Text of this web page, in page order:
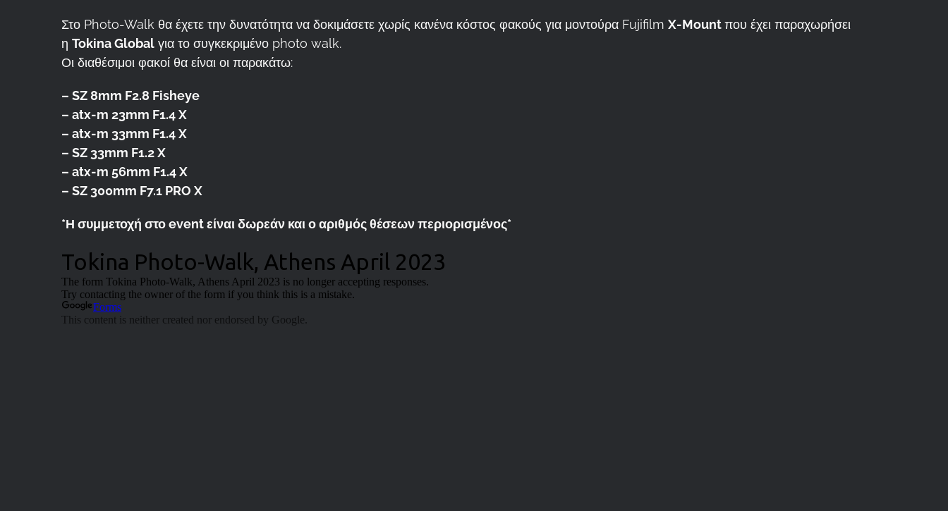
Στο Photo-Walk θα έχετε την δυνατότητα να δοκιμάσετε χωρίς κανένα κόστος φακούς για μοντούρα Fujifilm X-Mountπου έχει παραχωρήσει
η Tokina Globalγια το συγκεκριμένο photo walk.
Οι διαθέσιμοι φακοί θα είναι οι παρακάτω:
– SZ 8mm F2.8 Fisheye
– atx-m 23mm F1.4 X
– atx-m 33mm F1.4 X
– SZ 33mm F1.2 X
– atx-m 56mm F1.4 X
– SZ 300mm F7.1 PRO X
*Η συμμετοχή στο event είναι δωρεάν και ο αριθμός θέσεων περιορισμένος*